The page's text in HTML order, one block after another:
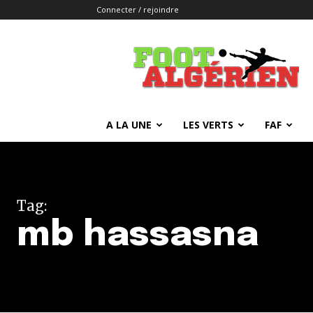
Connecter / rejoindre
FOOTALGERIEN
A LA UNE LES VERTS FAF
Tag:
mb hassasna